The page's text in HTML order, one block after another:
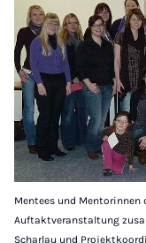
Mentees und Mentorinnen
Auftaktveranstaltung
Scharlau und